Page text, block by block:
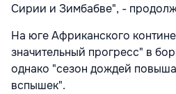
Сирии и Зимбабве", -
На юге Африканского
значительный прогресс" в
однако "сезон дождей
вспышек".